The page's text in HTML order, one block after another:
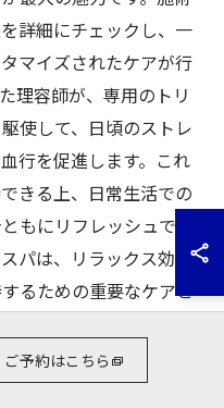
詳細にチェックし、一
マイズされたケアが行
理容師が、専用のトリ
使して、日頃のストレ
行を促進します。これ
きる上、日常生活での
もにリフレッシュでき
パは、リラックス効果
るための重要なケアと
効果
ご予約はこちら